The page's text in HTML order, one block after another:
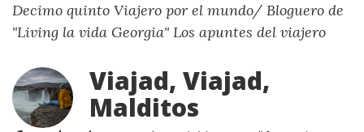
Decimo quinto Viajero por el mundo/ Bloguero de
"Living la vida Georgia" Los apuntes del viajero
Viajad, Viajad,
Malditos